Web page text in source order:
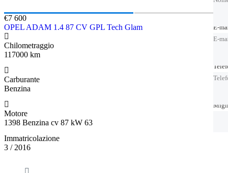
€7 600
OPEL ADAM 1.4 87 CV GPL Tech Glam
Chilometraggio
117000 km
Carburante
Benzina
Motore
1398 Benzina cv 87 kW 63
Immatricolazione
3 / 2016
E-
E-
E-